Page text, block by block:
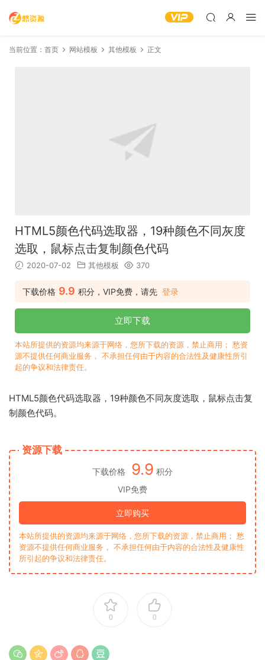
当前位置： 首页 网站模板 其他模板 正文
HTML5颜色代码选取器，19种颜色不同灰度
选取，鼠标点击复制颜色代码
2020-07-02 其他模板 370
下载价格 9.9 积分，VIP免费，请先 登录
立即下载
本站所提供的资源均来源于网络，您所下载的资源，禁止商用； 愁资
源不提供任何商业服务， 不承担任何由于内容的合法性及健康性所引
起的争议和法律责任。
HTML5颜色代码选取器，19种颜色不同灰度选取，鼠标点击复
制颜色代码。
资源下载
下载价格 9.9 积分
VIP免费
立即购买
本站所提供的资源均来源于网络，您所下载的资源，禁止商用； 愁
资源不提供任何商业服务， 不承担任何由于内容的合法性及健康性
所引起的争议和法律责任。
0 0